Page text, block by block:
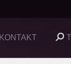
KONTAKT